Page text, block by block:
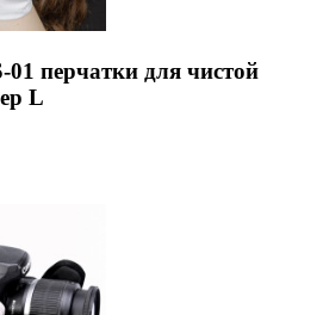
перчатки для чистой
L